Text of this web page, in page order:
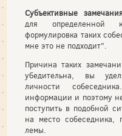
Субъективные
для опре­деленной
формулировка таких
мне это не подходит".
Причина таких
убедительна, вы
личности
информации и поэтому
поступить в подобной
на место
лемы.